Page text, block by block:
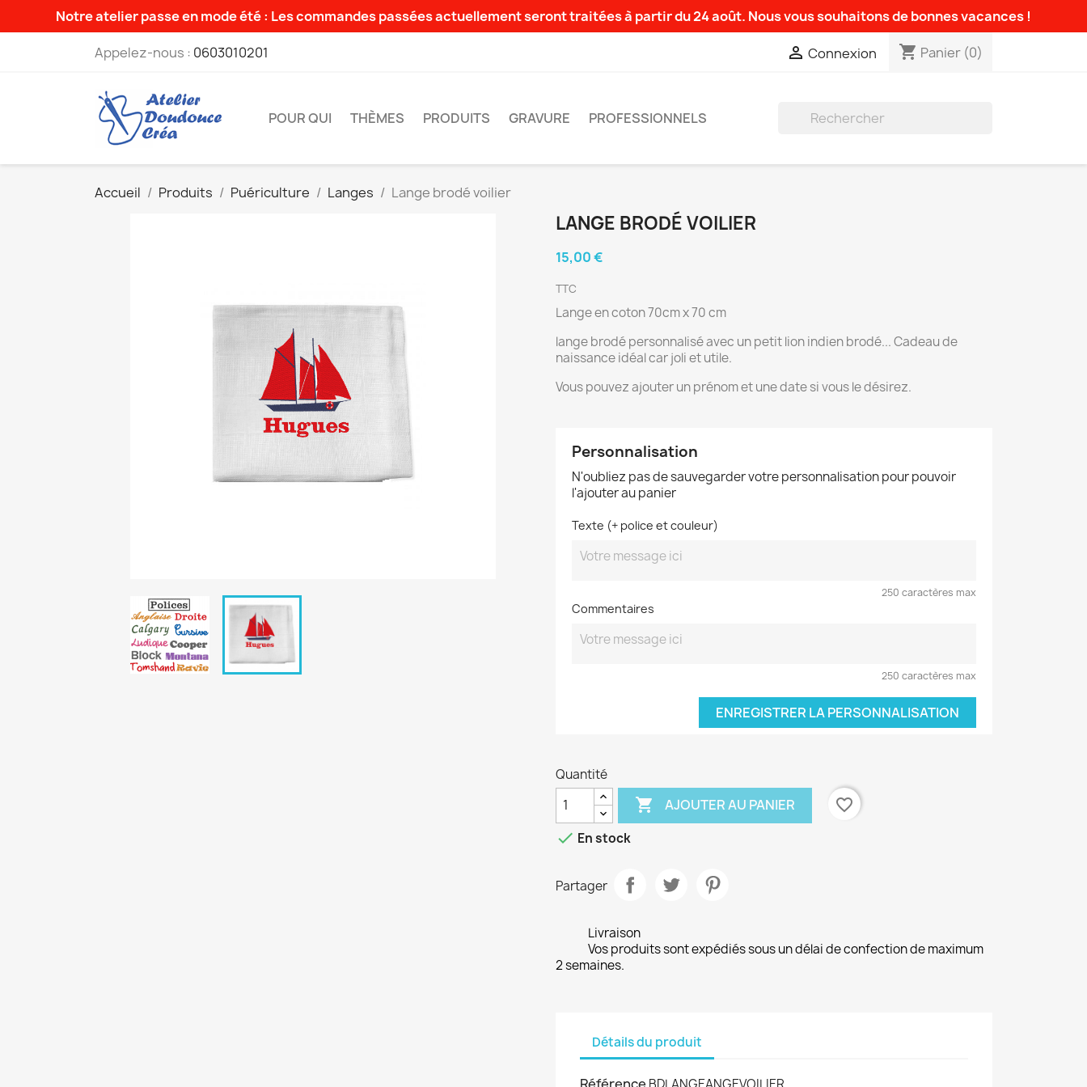
Notre atelier passe en mode été : Les commandes passées actuellement seront traitées à partir du 24 août. Nous vous souhaitons de bonnes vacances !
Appelez-nous : 0603010201  Connexion shopping_cart Panier (0)
POUR QUI THÈMES PRODUITS GRAVURE PROFESSIONNELS
Accueil Produits Puériculture Langes Lange brodé voilier
LANGE BRODÉ VOILIER
15,00 €
TTC
Lange en coton 70cm x 70 cm
lange brodé personnalisé avec un petit lion indien brodé... Cadeau de
naissance idéal car joli et utile.
Vous pouvez ajouter un prénom et une date si vous le désirez.
Personnalisation
N'oubliez pas de sauvegarder votre personnalisation pour pouvoir
l'ajouter au panier
Texte (+ police et couleur)
250 caractères max
Commentaires
250 caractères max
ENREGISTRER LA PERSONNALISATION
Quantité
 AJOUTER AU PANIER
favorite_border
 En stock
Partager
Livraison
Vos produits sont expédiés sous un délai de confection de maximum
2 semaines.
Détails du produit